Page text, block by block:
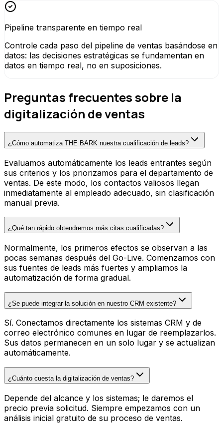
Pipeline transparente en tiempo real
Controle cada paso del pipeline de ventas basándose en
datos: las decisiones estratégicas se fundamentan en
datos en tiempo real, no en suposiciones.
Preguntas frecuentes sobre la
digitalización de ventas
¿Cómo automatiza THE BARK nuestra cualificación de leads?
Evaluamos automáticamente los leads entrantes según
sus criterios y los priorizamos para el departamento de
ventas. De este modo, los contactos valiosos llegan
inmediatamente al empleado adecuado, sin clasificación
manual previa.
¿Qué tan rápido obtendremos más citas cualificadas?
Normalmente, los primeros efectos se observan a las
pocas semanas después del Go-Live. Comenzamos con
sus fuentes de leads más fuertes y ampliamos la
automatización de forma gradual.
¿Se puede integrar la solución en nuestro CRM existente?
Sí. Conectamos directamente los sistemas CRM y de
correo electrónico comunes en lugar de reemplazarlos.
Sus datos permanecen en un solo lugar y se actualizan
automáticamente.
¿Cuánto cuesta la digitalización de ventas?
Depende del alcance y los sistemas; le daremos el
precio previa solicitud. Siempre empezamos con un
análisis inicial gratuito de su proceso de ventas.